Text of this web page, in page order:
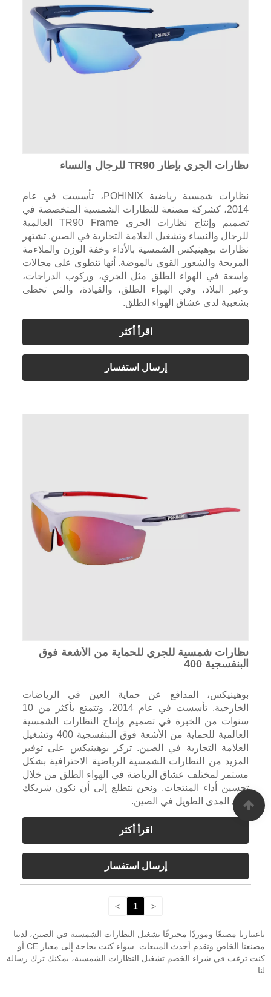
نظارات الجري بإطار TR90 للرجال والنساء
نظارات شمسية رياضية POHINIX، تأسست في عام
2014، كشركة مصنعة للنظارات الشمسية المتخصصة في
تصميم وإنتاج نظارات الجري TR90 Frame العالمية
للرجال والنساء وتشغيل العلامة التجارية في الصين. تشتهر
نظارات بوهينيكس الشمسية بالأداء وخفة الوزن والملاءمة
المريحة والشعور القوي بالموضة. أنها تنطوي على مجالات
واسعة في الهواء الطلق مثل الجري، وركوب الدراجات،
وعبر البلاد، وفي الهواء الطلق، والقيادة، والتي تحظى
بشعبية لدى عشاق الهواء الطلق.
اقرأ أكثر
إرسال استفسار
نظارات شمسية للجري للحماية من الأشعة فوق
البنفسجية 400
بوهينيكس، المدافع عن حماية العين في الرياضات
الخارجية. تأسست في عام 2014، وتتمتع بأكثر من 10
سنوات من الخبرة في تصميم وإنتاج النظارات الشمسية
العالمية للحماية من الأشعة فوق البنفسجية 400 وتشغيل
العلامة التجارية في الصين. تركز بوهينيكس على توفير
المزيد من النظارات الشمسية الرياضية الاحترافية بشكل
مستمر لمختلف عشاق الرياضة في الهواء الطلق من خلال
تحسين أداء المنتجات. ونحن نتطلع إلى أن نكون شريكك
على المدى الطويل في الصين.
اقرأ أكثر
إرسال استفسار
<
1
>
باعتبارنا مصنعًا وموردًا محترفًا تشغيل النظارات الشمسية في الصين، لدينا
مصنعنا الخاص ونقدم أحدث المبيعات. سواء كنت بحاجة إلى معيار CE أو
كنت ترغب في شراء الخصم تشغيل النظارات الشمسية، يمكنك ترك رسالة
لنا.